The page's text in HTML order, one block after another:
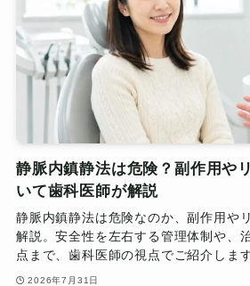
静脈内鎮静法は危険？副作用や
いて歯科医師が解説
静脈内鎮静法は危険なのか、副作用や
解説。安全性を左右する管理体制や、
点まで、歯科医師の視点でご紹介します
2026年7月31日